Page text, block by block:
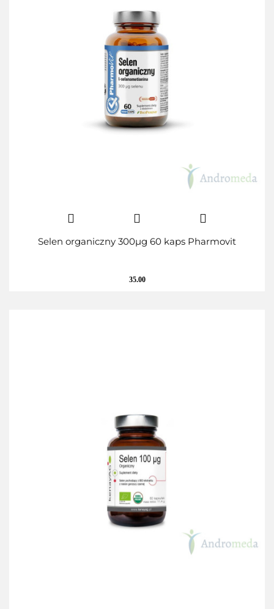
Selen organiczny 300µg 60 kaps Pharmovit
35.00